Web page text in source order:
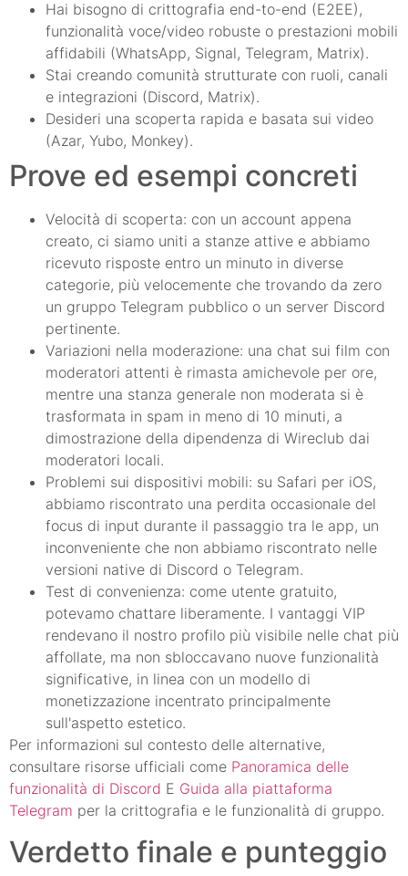
Hai bisogno di crittografia end-to-end (E2EE),
funzionalità voce/video robuste o prestazioni mobili
affidabili (WhatsApp, Signal, Telegram, Matrix).
Stai creando comunità strutturate con ruoli, canali
e integrazioni (Discord, Matrix).
Desideri una scoperta rapida e basata sui video
(Azar, Yubo, Monkey).
Prove ed esempi concreti
Velocità di scoperta: con un account appena
creato, ci siamo uniti a stanze attive e abbiamo
ricevuto risposte entro un minuto in diverse
categorie, più velocemente che trovando da zero
un gruppo Telegram pubblico o un server Discord
pertinente.
Variazioni nella moderazione: una chat sui film con
moderatori attenti è rimasta amichevole per ore,
mentre una stanza generale non moderata si è
trasformata in spam in meno di 10 minuti, a
dimostrazione della dipendenza di Wireclub dai
moderatori locali.
Problemi sui dispositivi mobili: su Safari per iOS,
abbiamo riscontrato una perdita occasionale del
focus di input durante il passaggio tra le app, un
inconveniente che non abbiamo riscontrato nelle
versioni native di Discord o Telegram.
Test di convenienza: come utente gratuito,
potevamo chattare liberamente. I vantaggi VIP
rendevano il nostro profilo più visibile nelle chat più
affollate, ma non sbloccavano nuove funzionalità
significative, in linea con un modello di
monetizzazione incentrato principalmente
sull'aspetto estetico.
Per informazioni sul contesto delle alternative,
consultare risorse ufficiali come Panoramica delle
funzionalità di Discord E Guida alla piattaforma
Telegram per la crittografia e le funzionalità di gruppo.
Verdetto finale e punteggio